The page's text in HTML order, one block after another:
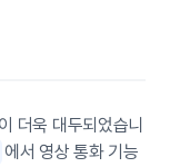
더욱 대두되었습니
에서 영상 통화 기능